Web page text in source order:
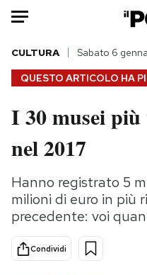
HOME
Italia
Politica
Tecnologia
Internet
Scienza
Cultura
Economia
QUESTO ARTICOLO HA
CULTURA Sabato 6
I 30 musei
nel 2017
Hanno registrato 5
milioni di euro in più
precedente: voi
Condividi